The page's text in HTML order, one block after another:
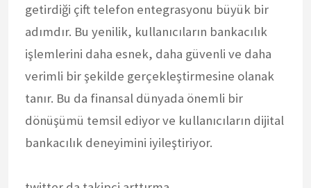
getirdiği çift telefon entegrasyonu büyük bir
adımdır. Bu yenilik, kullanıcıların bankacılık
işlemlerini daha esnek, daha güvenli ve daha
verimli bir şekilde gerçekleştirmesine olanak
tanır. Bu da finansal dünyada önemli bir
dönüşümü temsil ediyor ve kullanıcıların dijital
bankacılık deneyimini iyileştiriyor.